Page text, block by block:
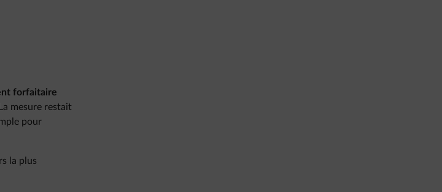
forfaitaire
mesure restait
pour
la plus